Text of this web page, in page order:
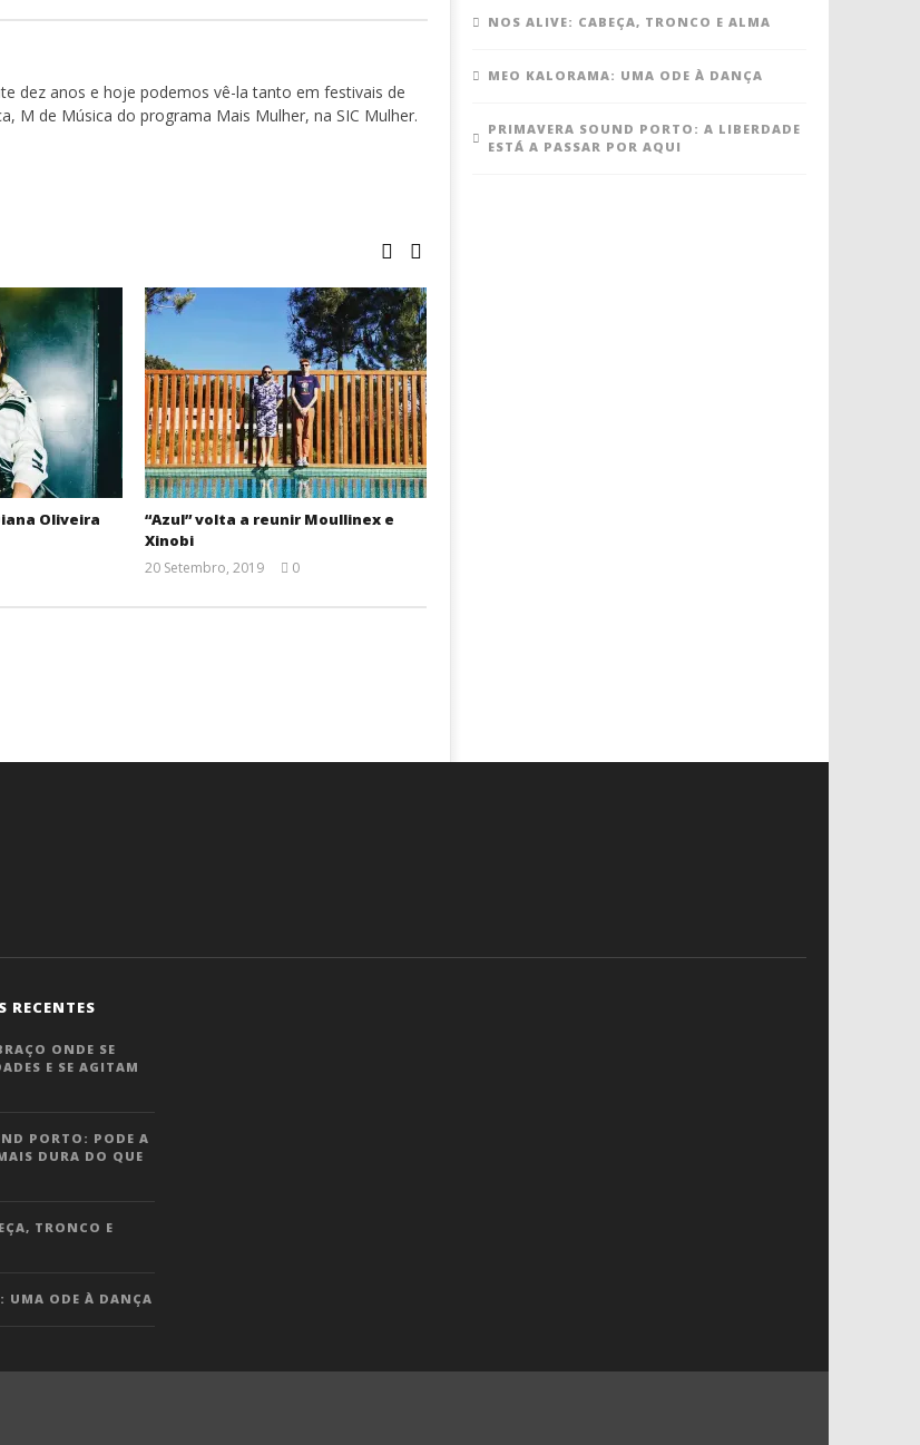
dez anos e hoje podemos vê-la tanto em festivais de
M de Música do programa Mais Mulher, na SIC Mulher.
Oliveira
“Azul” volta a reunir Moullinex e
Xinobi
20 Setembro, 2019
Ventura
0
NOS ALIVE: CABEÇA, TRONCO E ALMA
MEO KALORAMA: UMA ODE À DANÇA
PRIMAVERA SOUND PORTO: A LIBERDADE
ESTÁ A PASSAR POR AQUI
ONDE SE
E SE AGITAM
PORTO: PODE A
DURA DO QUE
TRONCO E
UMA ODE À DANÇA